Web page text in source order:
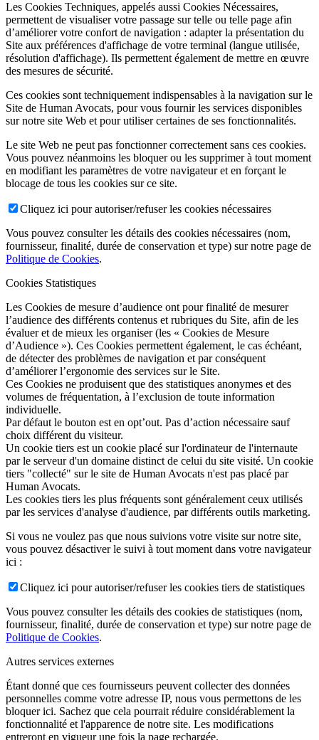
Les Cookies Techniques, appelés aussi Cookies Nécessaires,
permettent de visualiser votre passage sur telle ou telle page afin
d’améliorer votre confort de navigation : adapter la présentation du
Site aux préférences d'affichage de votre terminal (langue utilisée,
résolution d'affichage). Ils permettent également de mettre en œuvre
des mesures de sécurité.
Ces cookies sont techniquement indispensables à la navigation sur le
Site de Human Avocats, pour vous fournir les services disponibles
sur notre site Web et pour utiliser certaines de ses fonctionnalités.
Le site Web ne peut pas fonctionner correctement sans ces cookies.
Vous pouvez néanmoins les bloquer ou les supprimer à tout moment
en modifiant les paramètres de votre navigateur et en forçant le
blocage de tous les cookies sur ce site.
Cliquez ici pour autoriser/refuser les cookies nécessaires
Vous pouvez consulter les détails des cookies nécessaires (nom,
fournisseur, finalité, durée de conservation et type) sur notre page de
Politique de Cookies.
Cookies Statistiques
Les Cookies de mesure d’audience ont pour finalité de mesurer
l’audience des différents contenus et rubriques du Site, afin de les
évaluer et de mieux les organiser (les « Cookies de Mesure
d’Audience »). Ces Cookies permettent également, le cas échéant,
de détecter des problèmes de navigation et par conséquent
d’améliorer l’ergonomie des services sur le Site.
Ces Cookies ne produisent que des statistiques anonymes et des
volumes de fréquentation, à l’exclusion de toute information
individuelle.
Par défaut le bouton est en opt’out. Pas d’action nécessaire sauf
choix différent du visiteur.
Un cookie tiers est un cookie placé sur l'ordinateur de l'internaute
par le serveur d'un domaine distinct de celui du site visité. Un cookie
tiers "collecté" sur le site de Human Avocats n'est pas placé par
Human Avocats.
Les cookies tiers les plus fréquents sont généralement ceux utilisés
par les services d'analyse d'audience, par différents outils marketing.
Si vous ne voulez pas que nous suivions votre visite sur notre site,
vous pouvez désactiver le suivi à tout moment dans votre navigateur
ici :
Cliquez ici pour autoriser/refuser les cookies tiers de statistiques
Vous pouvez consulter les détails des cookies de statistiques (nom,
fournisseur, finalité, durée de conservation et type) sur notre page de
Politique de Cookies.
Autres services externes
Étant donné que ces fournisseurs peuvent collecter des données
personnelles comme votre adresse IP, nous vous permettons de les
bloquer ici. Sachez que cela pourrait réduire considérablement la
fonctionnalité et l'apparence de notre site. Les modifications
entreront en vigueur une fois la page rechargée.